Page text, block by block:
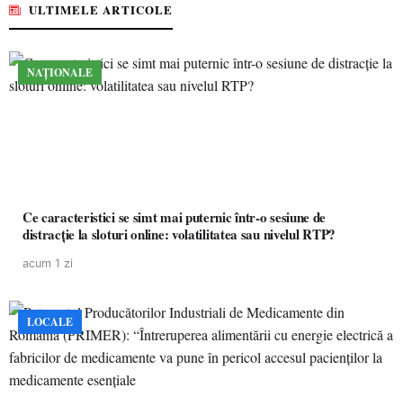
ULTIMELE ARTICOLE
NAȚIONALE
Ce caracteristici se simt mai puternic într-o sesiune de
distracție la sloturi online: volatilitatea sau nivelul RTP?
acum 1 zi
LOCALE